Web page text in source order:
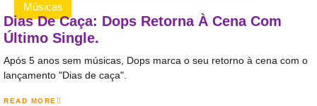
Músicas
Dias De Caça: Dops Retorna À Cena Com
Último Single.
Após 5 anos sem músicas, Dops marca o seu retorno à cena com o
lançamento "Dias de caça".
READ MORE